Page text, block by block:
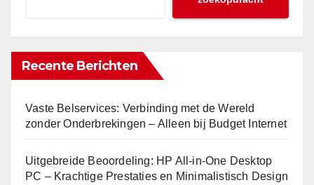
Recente Berichten
Vaste Belservices: Verbinding met de Wereld
zonder Onderbrekingen – Alleen bij Budget Internet
Uitgebreide Beoordeling: HP All-in-One Desktop
PC – Krachtige Prestaties en Minimalistisch Design